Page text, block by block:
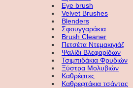
Eye brush
Velvet Brushes
Blenders
Σφουγγαράκια
Brush Cleaner
Πετσέτα Ντεμακιγιάζ
Ψαλίδι Βλεφαρίδων
Τσιμπιδάκια Φρυδιών
Ξύστρα Μολυβιών
Καθρέφτες
Καθρεφτάκια τσάντας